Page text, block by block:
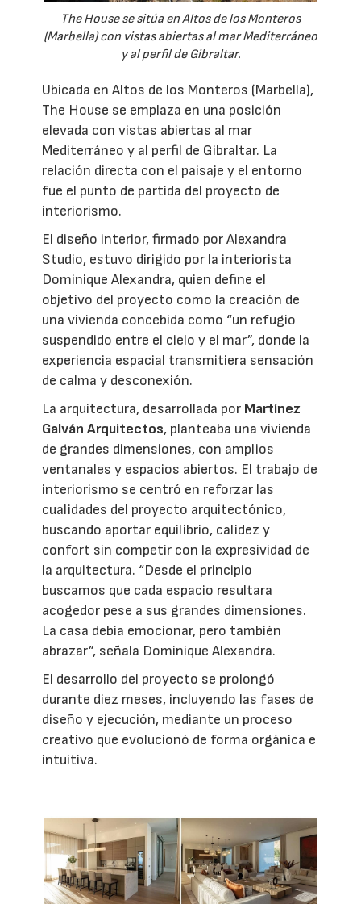
The House se sitúa en Altos de los Monteros
(Marbella) con vistas abiertas al mar Mediterráneo
y al perfil de Gibraltar.
Ubicada en Altos de los Monteros (Marbella),
The House se emplaza en una posición
elevada con vistas abiertas al mar
Mediterráneo y al perfil de Gibraltar. La
relación directa con el paisaje y el entorno
fue el punto de partida del proyecto de
interiorismo.
El diseño interior, firmado por Alexandra
Studio, estuvo dirigido por la interiorista
Dominique Alexandra, quien define el
objetivo del proyecto como la creación de
una vivienda concebida como “un refugio
suspendido entre el cielo y el mar”, donde la
experiencia espacial transmitiera sensación
de calma y desconexión.
La arquitectura, desarrollada por Martínez
Galván Arquitectos, planteaba una vivienda
de grandes dimensiones, con amplios
ventanales y espacios abiertos. El trabajo de
interiorismo se centró en reforzar las
cualidades del proyecto arquitectónico,
buscando aportar equilibrio, calidez y
confort sin competir con la expresividad de
la arquitectura. “Desde el principio
buscamos que cada espacio resultara
acogedor pese a sus grandes dimensiones.
La casa debía emocionar, pero también
abrazar”, señala Dominique Alexandra.
El desarrollo del proyecto se prolongó
durante diez meses, incluyendo las fases de
diseño y ejecución, mediante un proceso
creativo que evolucionó de forma orgánica e
intuitiva.